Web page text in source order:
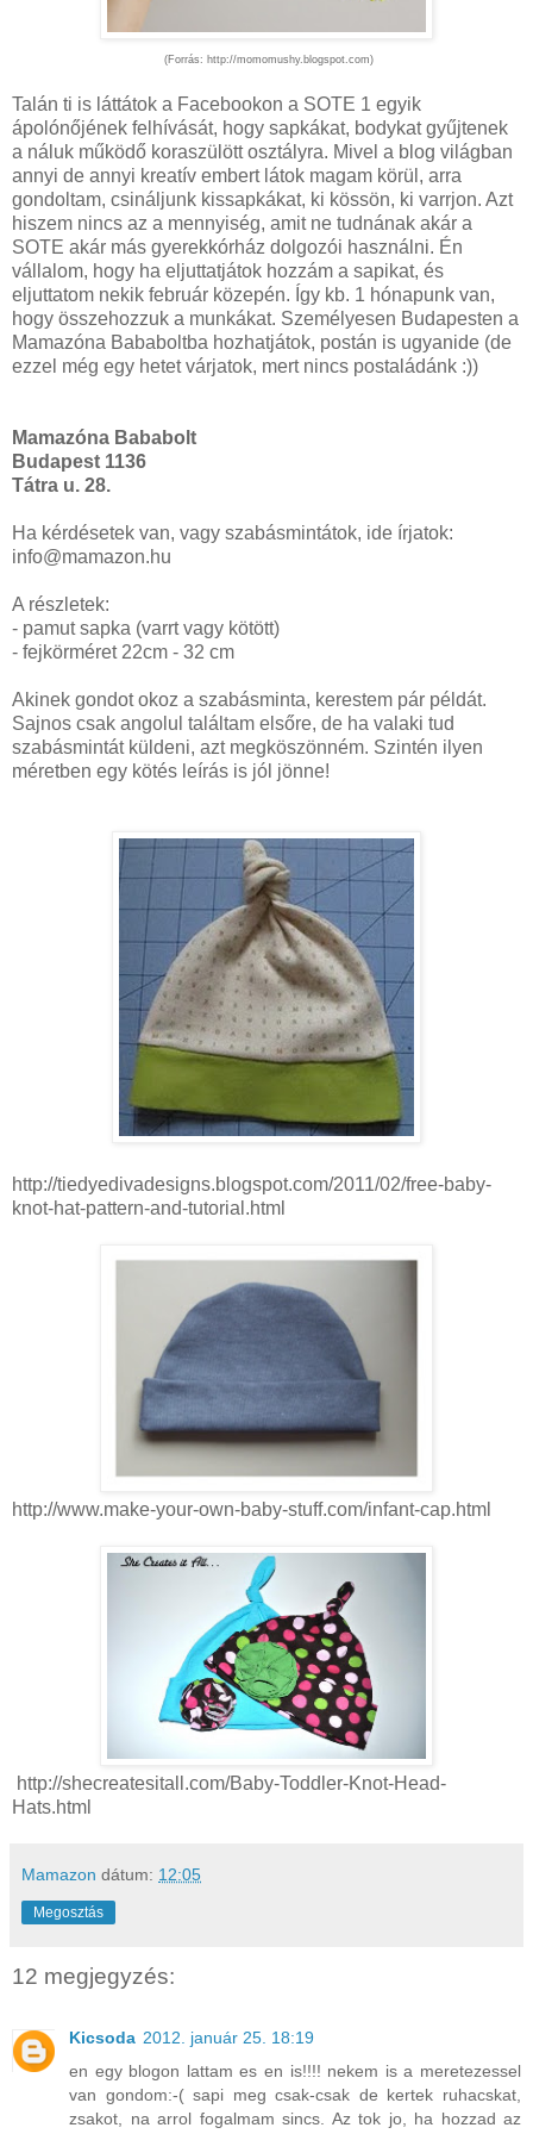
(Forrás: http://momomushy.blogspot.com)
Talán ti is láttátok a Facebookon a SOTE 1 egyik
ápolónőjének felhívását, hogy sapkákat, bodykat gyűjtenek
a náluk működő koraszülött osztályra. Mivel a blog világban
annyi de annyi kreatív embert látok magam körül, arra
gondoltam, csináljunk kissapkákat, ki kössön, ki varrjon. Azt
hiszem nincs az a mennyiség, amit ne tudnának akár a
SOTE akár más gyerekkórház dolgozói használni. Én
vállalom, hogy ha eljuttatjátok hozzám a sapikat, és
eljuttatom nekik február közepén. Így kb. 1 hónapunk van,
hogy összehozzuk a munkákat. Személyesen Budapesten a
Mamazóna Bababoltba hozhatjátok, postán is ugyanide (de
ezzel még egy hetet várjatok, mert nincs postaládánk :))
Mamazóna Bababolt
Budapest 1136
Tátra u. 28.
Ha kérdésetek van, vagy szabásmintátok, ide írjatok:
info@mamazon.hu
A részletek:
- pamut sapka (varrt vagy kötött)
- fejkörméret 22cm - 32 cm
Akinek gondot okoz a szabásminta, kerestem pár példát.
Sajnos csak angolul találtam elsőre, de ha valaki tud
szabásmintát küldeni, azt megköszönném. Szintén ilyen
méretben egy kötés leírás is jól jönne!
http://tiedyedivadesigns.blogspot.com/2011/02/free-baby-
knot-hat-pattern-and-tutorial.html
http://www.make-your-own-baby-stuff.com/infant-cap.html
http://shecreatesitall.com/Baby-Toddler-Knot-Head-
Hats.html
Mamazon dátum: 12:05
Megosztás
12 megjegyzés:
Kicsoda 2012. január 25. 18:19
en egy blogon lattam es en is!!!! nekem is a meretezessel
van gondom:-( sapi meg csak-csak de kertek ruhacskat,
zsakot, na arrol fogalmam sincs. Az tok jo, ha hozzad az